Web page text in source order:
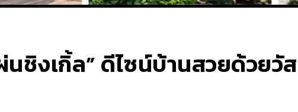
ชิงเกิ้ล” ดีไซน์บ้านสวยด้วยวั